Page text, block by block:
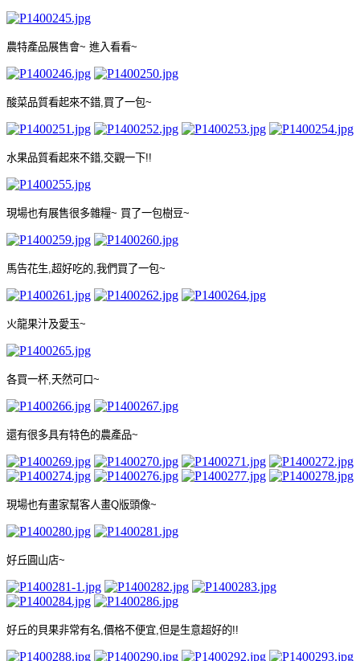
農特產品展售會~ 進入看看~
酸菜品質看起來不錯 買了一包~
水果品質看起來不錯 交觀一下!!
現場也有展售很多雜糧~ 買了一包樹豆~
馬告花生 超好吃的 我們買了一包~
火龍果汁及愛玉~
各買一杯 天然可口~
還有很多具有特色的農產品~
現場也有畫家幫客人畫Q版頭像~
好丘圓山店~
好丘的貝果非常有名 價格不便宜 但是生意超好的!!